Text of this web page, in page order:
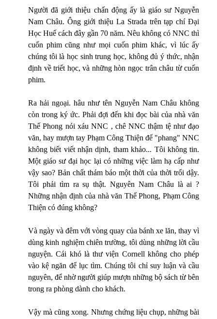
Người đã giới thiệu chấn động ấy là giáo sư Nguyễn
Nam Châu. Ông giới thiệu La Strada trên tạp chí Đại
Học Huế cách đây gần 70 năm. Nêu không có NNC thì
cuốn phim cũng như mọi cuốn phim khác, vì lúc ấy
chúng tôi là học sinh trung học, không đủ ý thức, nhận
định về triết học, và những hòn ngọc trân châu từ cuốn
phim.
Ra hải ngoại. hâu như tên Nguyễn Nam Châu không
còn trong ký ức. Phải đợi đến khi đọc bài của nhà văn
Thế Phong nói xáu NNC , chê NNC thậm tệ như đạo
văn, hay mượn tay Phạm Công Thiện để "phang" NNC
không biết viết nhận dịnh, tham khảo... Tôi không tin.
Một giáo sư đại học lại có những việc làm hạ cấp như
vậy sao? Bản chất thám báo một thời của thời trổi dậy.
Tôi phải tìm ra sụ thật. Nguyên Nam Châu là ai ?
Những nhận định của nhà văn Thế Phong, Phạm Công
Thiện có đúng không?
Và ngày và đêm với vòng quay của bánh xe lăn, thay vì
dùng kinh nghiệm chiên trường, tôi dùng những lời cầu
nguyện. Cái khó là thư viện Cornell không cho phép
vào kệ ngăn để lục tìm. Chúng tôi chỉ suy luận và cầu
nguyên, để nhờ người giúp mượn những bộ sách từ bên
trong ra phòng dành cho khách.
Vậy mà cũng xong. Nhưng chứng liệu chụp, những bài